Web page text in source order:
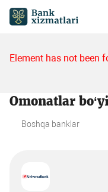
Element has not been
Omonatlar
Boshqa banklar